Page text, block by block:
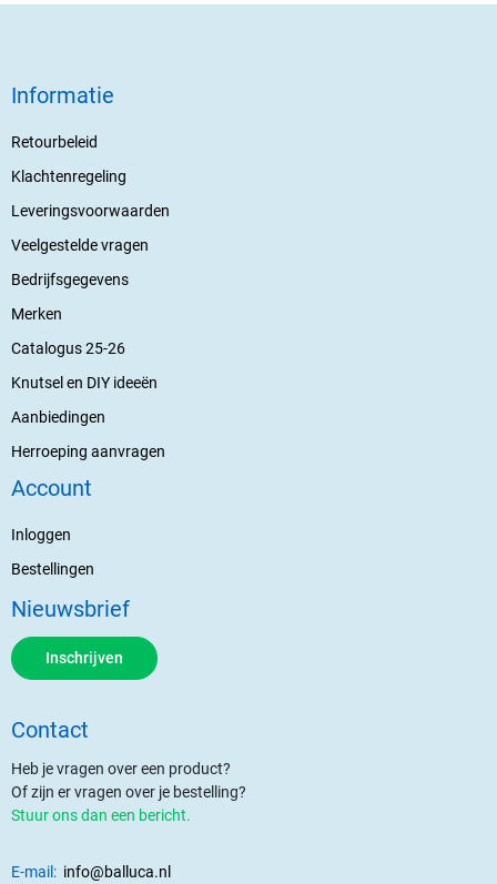
Informatie
Retourbeleid
Klachtenregeling
Leveringsvoorwaarden
Veelgestelde vragen
Bedrijfsgegevens
Merken
Catalogus 25-26
Knutsel en DIY ideeën
Aanbiedingen
Herroeping aanvragen
Account
Inloggen
Bestellingen
Nieuwsbrief
Inschrijven
Contact
Heb je vragen over een product?
Of zijn er vragen over je bestelling?
Stuur ons dan een bericht.
E-mail: info@balluca.nl